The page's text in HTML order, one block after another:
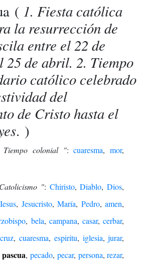
( 1. Fiesta católica
la resurrección de
entre el 22 de
25 de abril. 2. Tiempo
católico celebrado
del
de Cristo hasta el
. )
colonial ":cuaresma,mor,
": Chiristo,Diablo,Dios,
Iesus, Jesucristo,María, Pedro,amen,
, bela, campana,casar,cerbar,
cruz,cuaresma, espiritu, iglesia,jurar,
pascua,pecado, pecar, persona,rezar,